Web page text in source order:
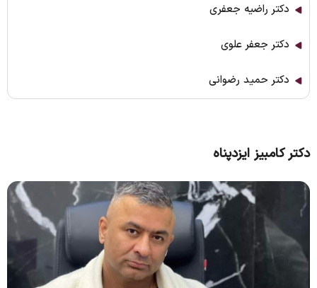
دکتر راضیه جعفری
دکتر جعفر علوی
دکتر حمید رضوانی
دکتر کامبیز ایزدپناه